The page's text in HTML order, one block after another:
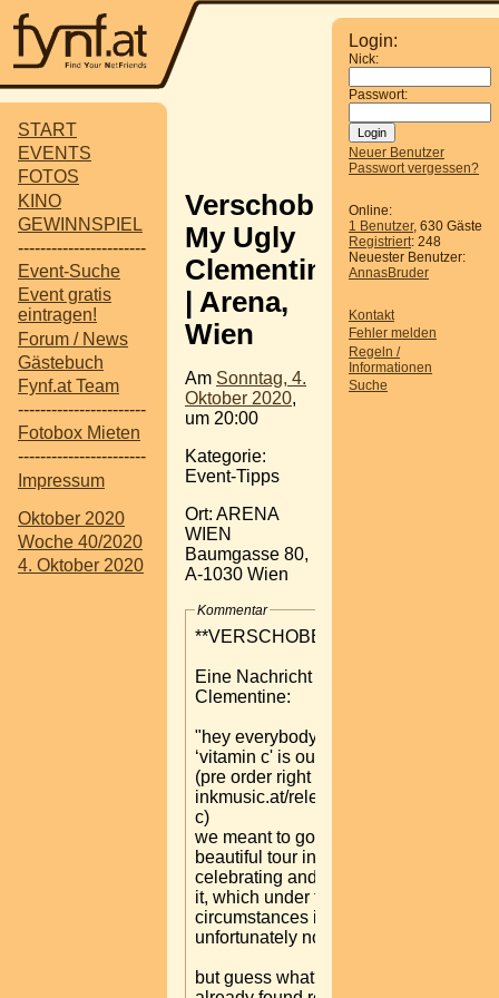
START
EVENTS
FOTOS
KINO
GEWINNSPIEL
-----------------------
Event-Suche
Event gratis
eintragen!
Forum / News
Gästebuch
Fynf.at Team
-----------------------
Fotobox Mieten
-----------------------
Impressum
Oktober 2020
Woche 40/2020
4. Oktober 2020
Login:
Nick:
Passwort:
Neuer Benutzer
Passwort vergessen?
Online:
1 Benutzer, 630 Gäste
Registriert: 248
Neuester Benutzer:
AnnasBruder
Kontakt
Fehler melden
Regeln /
Informationen
Suche
Verschoben:
My Ugly
Clementine
| Arena,
Wien
Am Sonntag, 4.
Oktober 2020,
um 20:00
Kategorie:
Event-Tipps
Ort: ARENA
WIEN
Baumgasse 80,
A-1030 Wien
Kommentar
**VERSCHOBEN**
Eine Nachricht von My Ugly
Clementine:
"hey everybody,
‘vitamin c' is out this friday!
(pre order right here:
inkmusic.at/release/vitamin-
c)
we meant to go on a
beautiful tour in april,
celebrating and presenting
it, which under the current
circumstances is
unfortunately not possible.
but guess what?? we